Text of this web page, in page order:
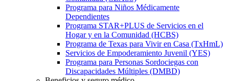
Programa para Niños Médicamente
Dependientes
Programa STAR+PLUS de Servicios en el
Hogar y en la Comunidad (HCBS)
Programa de Texas para Vivir en Casa (TxHmL)
Servicios de Empoderamiento Juvenil (YES)
Programa para Personas Sordociegas con
Discapacidades Múltiples (DMBD)